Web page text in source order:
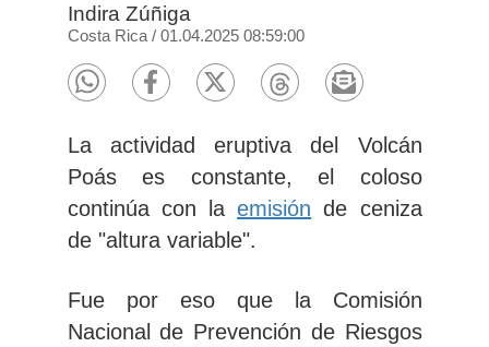
Indira Zúñiga
Costa Rica/ 01.04.2025 08:59:00
La actividad eruptiva del Volcán
Poás es constante, el coloso
continúa con laemisión de ceniza
de "altura variable".
Fue por eso que la Comisión
Nacional de Prevención de Riesgos